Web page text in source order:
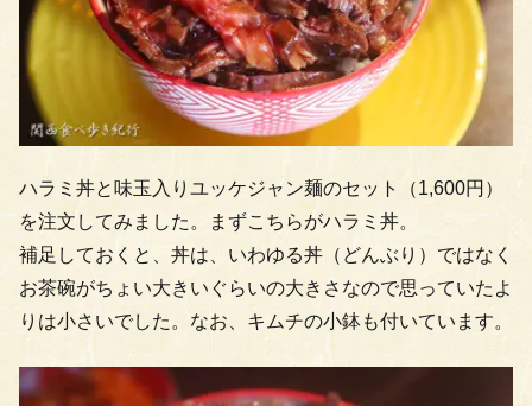
ハラミ丼と味玉入りユッケジャン麺のセット（1,600円）
を注文してみました。まずこちらがハラミ丼。
補足しておくと、丼は、いわゆる丼（どんぶり）ではなく
お茶碗がちょい大きいぐらいの大きさなので思っていたよ
りは小さいでした。なお、キムチの小鉢も付いています。